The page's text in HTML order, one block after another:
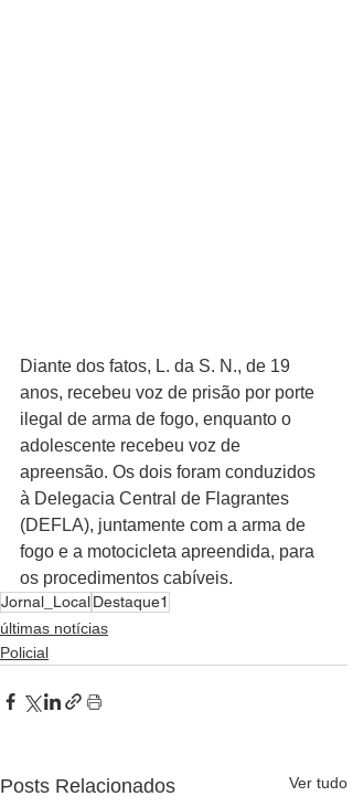
Diante dos fatos, L. da S. N., de 19
anos, recebeu voz de prisão por porte
ilegal de arma de fogo, enquanto o
adolescente recebeu voz de
apreensão. Os dois foram conduzidos
à Delegacia Central de Flagrantes
(DEFLA), juntamente com a arma de
fogo e a motocicleta apreendida, para
os procedimentos cabíveis.
Jornal_LocalDestaque1
últimas notícias
Policial
Posts Relacionados Ver tudo